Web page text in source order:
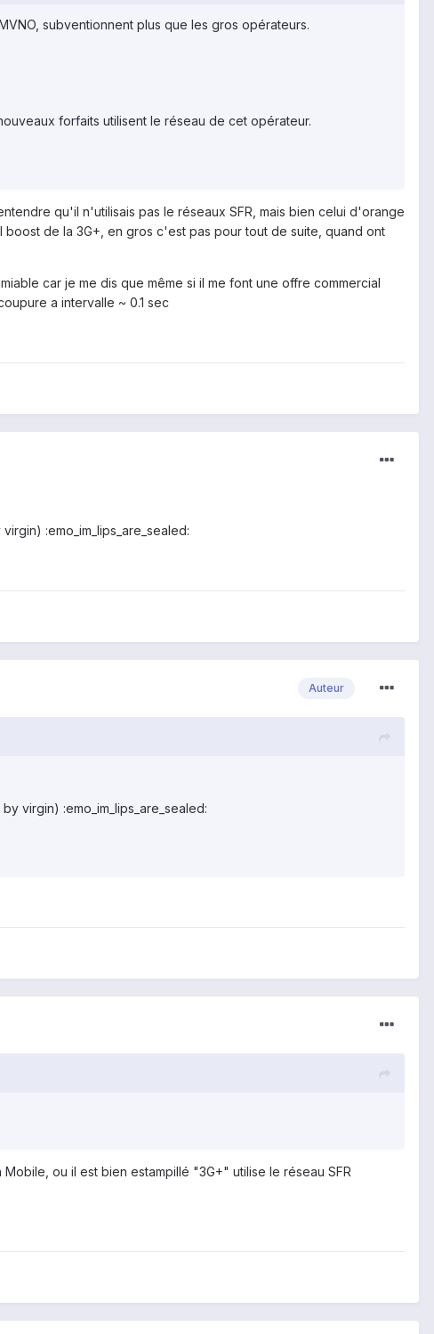
subventionnent plus que les gros opérateurs.
forfaits utilisent le réseau de cet opérateur.
qu'il n'utilisais pas le réseaux SFR, mais bien celui d'orange
de la 3G+, en gros c'est pas pour tout de suite, quand ont
car je me dis que même si il me font une offre commercial
a intervalle ~ 0.1 sec
:emo_im_lips_are_sealed:
Auteur
virgin) :emo_im_lips_are_sealed:
ou il est bien estampillé "3G+" utilise le réseau SFR